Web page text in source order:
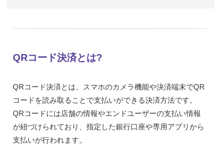
QRコード決済とは?
QRコード決済とは、スマホのカメラ機能や決済端末でQR
コードを読み取ることで支払いができる決済方法です。
QRコードには店舗の情報やエンドユーザーの支払い情報
が紐づけられており、指定した銀行口座や専用アプリから
支払いが行われます。